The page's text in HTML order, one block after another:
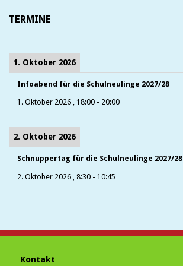
TERMINE
1. Oktober 2026
Infoabend für die Schulneulinge 2027/28
1. Oktober 2026 , 18:00 - 20:00
2. Oktober 2026
Schnuppertag für die Schulneulinge 2027/28
2. Oktober 2026 8:30 - 10:45
Kontakt